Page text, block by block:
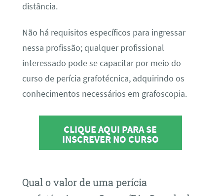
distância.
Não há requisitos específicos para ingressar
nessa profissão; qualquer profissional
interessado pode se capacitar por meio do
curso de perícia grafotécnica, adquirindo os
conhecimentos necessários em grafoscopia.
CLIQUE AQUI PARA SE
INSCREVER NO CURSO
Qual o valor de uma perícia